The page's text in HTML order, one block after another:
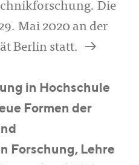
Die
Mai 2020 an der
Berlin statt.
a
in Hochschule
Formen der
Forschung, Lehre